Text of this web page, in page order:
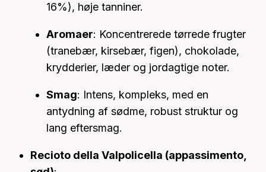
16%), høje tanniner.
Aromaer: Koncentrerede tørrede frugter
(tranebær, kirsebær, figen), chokolade,
krydderier, læder og jordagtige noter.
Smag: Intens, kompleks, med en
antydning af sødme, robust struktur og
lang eftersmag.
Recioto della Valpolicella (appassimento,